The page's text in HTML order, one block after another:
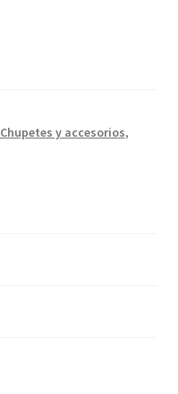
Chupetes y accesorios,